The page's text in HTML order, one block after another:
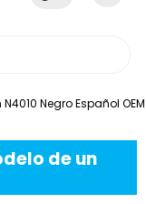
Negro Español OEM
de un